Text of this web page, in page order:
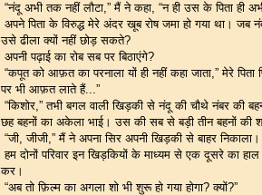
“नंदू अभी तक नहीं लौटा,” मैं ने कहा, “न ही उस के पिता ही
अपने पिता के विरुद्ध मेरे अंदर खूब रोष जमा हो गया था।
उसे ढीला क्यों नहीं छोड़ सकते?
अपनी पढ़ाई का रोब सब पर बिठाएंगे?
“कपूत को आफ़त का परनाला यों ही नहीं कहा जाता,” मेरे
पर भी आफ़त लाते हैं...”
“किशोर,” तभी बगल वाली खिड़की से नंदू की चौथे नंबर की
छह बहनों का अकेला भाई। उस की सब से बड़ी तीन बहनों की
“जी, जीजी,” मैं ने अपना सिर अपनी खिड़की से बाहर निकाला।
हम दोनों परिवार इन खिड़कियों के माध्यम से एक दूसरे का
कर।
“अब तो फ़िल्म का अगला शो भी शुरू हो गया होगा? क्यों?”